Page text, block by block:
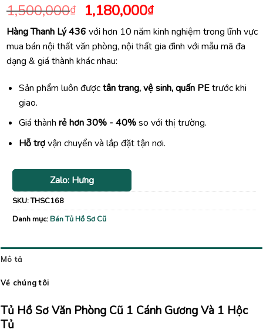
1,500,000₫ Giá
gốc
là:
1,500,000₫.
1,180,000₫Giá
hiện
tại
là:
Hàng Thanh Lý 436 với hơn 10 năm kinh nghiệm trong lĩnh vực
mua bán nội thất văn phòng, nội thất gia đình với mẫu mã đa
dạng & giá thành khác nhau:
Sản phẩm luôn đượctân trang, vệ sinh, quấn PEtrước khi
giao.
Giá thành rẻ hơn 30% - 40%so với thị trường.
Hỗ trợvận chuyển và lắp đặt tận nơi.
Zalo: Hưng
SKU:THSC168
Danh mục:Bán Tủ Hồ Sơ Cũ
Mô tả
Về chúng tôi
Tủ Hồ Sơ Văn Phòng Cũ 1 Cánh Gương Và 1 Hộc
Tủ